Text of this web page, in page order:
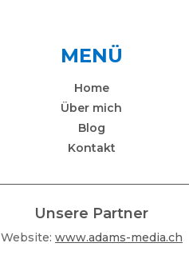
MENÜ
Home
Über mich
Blog
Kontakt
Unsere Partner
Website: www.adams-media.ch